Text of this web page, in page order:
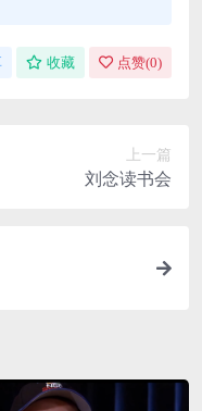
收藏 点赞(0)
上一篇
刘念读书会